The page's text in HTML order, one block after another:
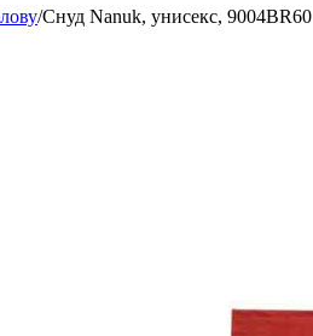
/Снуд Nanuk, унисекс, 9004BR60